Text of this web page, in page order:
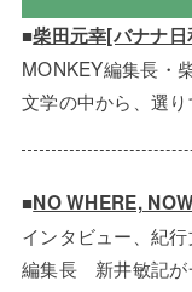
■柴田元幸[バナナ日
MONKEY編集長・
文学の中から、選
■NO WHERE,
インタビュー、紀
編集長 新井敏記が